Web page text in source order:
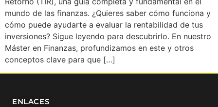
mundo de las finanzas. ¿Quieres saber cómo funciona y
cómo puede ayudarte a evaluar la rentabilidad de tus
inversiones? Sigue leyendo para descubrirlo. En nuestro
Máster en Finanzas, profundizamos en este y otros
conceptos clave para que […]
ENLACES